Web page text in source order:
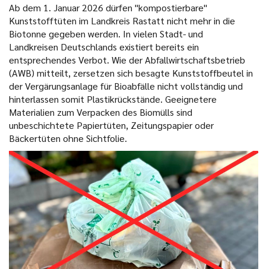
Ab dem 1. Januar 2026 dürfen "kompostierbare"
Kunststofftüten im Landkreis Rastatt nicht mehr in die
Biotonne gegeben werden. In vielen Stadt- und
Landkreisen Deutschlands existiert bereits ein
entsprechendes Verbot. Wie der Abfallwirtschaftsbetrieb
(AWB) mitteilt, zersetzen sich besagte Kunststoffbeutel in
der Vergärungsanlage für Bioabfälle nicht vollständig und
hinterlassen somit Plastikrückstände. Geeignetere
Materialien zum Verpacken des Biomülls sind
unbeschichtete Papiertüten, Zeitungspapier oder
Bäckertüten ohne Sichtfolie.